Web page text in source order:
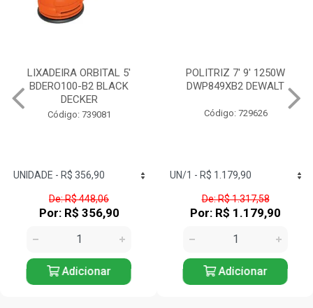
LIXADEIRA ORBITAL 5'
BDERO100-B2 BLACK
DECKER
Código: 739081
De: R$ 448,06
Por: R$ 356,90
Adicionar
POLITRIZ 7' 9' 1250W
DWP849XB2 DEWALT
Código: 729626
De: R$ 1.317,58
Por: R$ 1.179,90
Adicionar